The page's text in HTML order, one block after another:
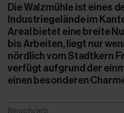
Die Walzmühle ist eines
Industriegelände im
Areal bietet eine breite
bis Arbeiten, liegt nur
nördlich vom Stadtkern
verfügt aufgrund der
einen besonderen
Beschrieb